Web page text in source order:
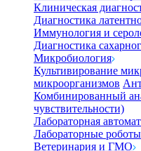
Клиническая
Диагностика
Иммунология и
Диагностика
Микробиология
Культивирование
микроорганизмов
Комбинированный
чувствительности)
Лабораторная
Лабораторные роботы
Ветеринария и ГМО